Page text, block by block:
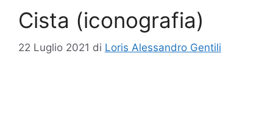
Cista (iconografia)
22 Luglio 2021 di Loris Alessandro Gentili